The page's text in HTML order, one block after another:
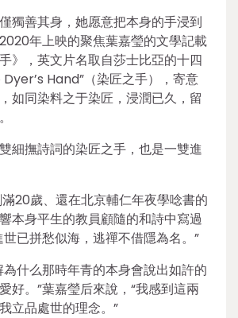
獨善其身，她愿意把本身的手浸到
年上映的聚焦葉嘉瑩的文學記載
》，英文片名取自莎士比亞的十四
Hand”（染匠之手），寄意
如同染料之于染匠，浸潤已久，留
細撫詩詞的染匠之手，也是一雙進
20歲、還在北京輔仁年夜學唸書的
本身平生的教員顧隨的和詩中寫過
已拼愁似海，逃禪不借隱為名。”
為什么那時年青的本身會說出如許的
好。”葉嘉瑩后來說，“我感到這兩
立品處世的理念。”